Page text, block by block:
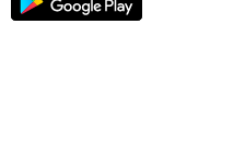
Tic. Ltd. Şti. Bu Sitede Bulunan